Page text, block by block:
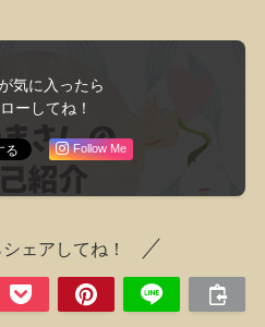
気に入ったら
ーしてね！
Follow Me
ェアしてね！